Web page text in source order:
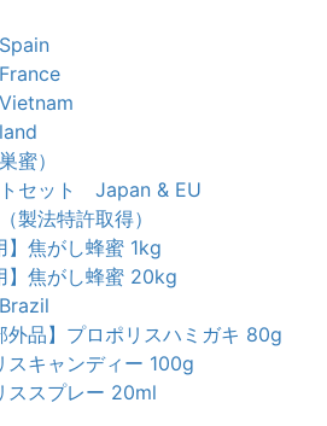
蜜）
セット Japan & EU
法特許取得）
】焦がし蜂蜜 1kg
】焦がし蜂蜜 20kg
外品】プロポリスハミガキ 80g
スキャンディー 100g
ススプレー 20ml